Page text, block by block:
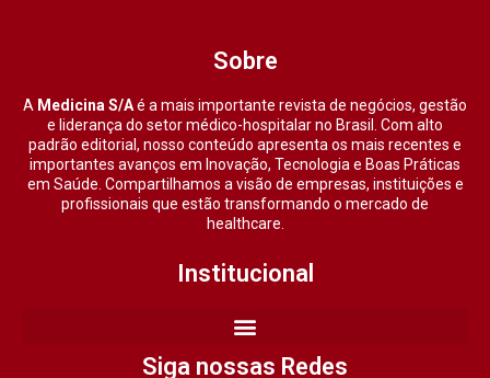
Sobre
A Medicina S/Aé a mais importante revista de negócios, gestão
e liderança do setor médico-hospitalar no Brasil. Com alto
padrão editorial, nosso conteúdo apresenta os mais recentes e
importantes avanços em Inovação, Tecnologia e Boas Práticas
em Saúde. Compartilhamos a visão de empresas, instituições e
profissionais que estão transformando o mercado de
healthcare.
Institucional
Siga nossas Redes